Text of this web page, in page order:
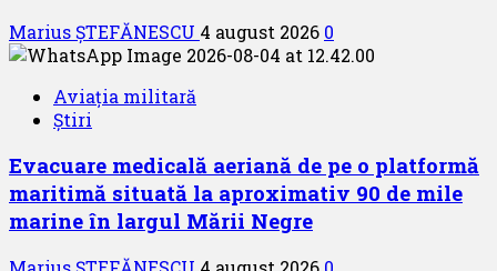
Marius ȘTEFĂNESCU 4 august 2026 0
Aviația militară
Știri
Evacuare medicală aeriană de pe o platformă
maritimă situată la aproximativ 90 de mile
marine în largul Mării Negre